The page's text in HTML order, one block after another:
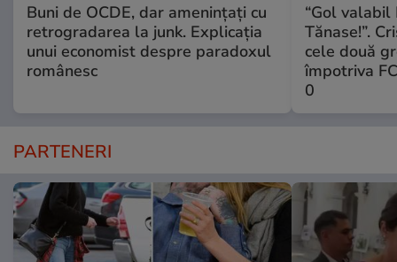
Buni de OCDE, dar amenințați cu
retrogradarea la junk. Explicația
unui economist despre paradoxul
românesc
“Gol
Tănase!”.
cele două
împotriva
0
PARTENERI